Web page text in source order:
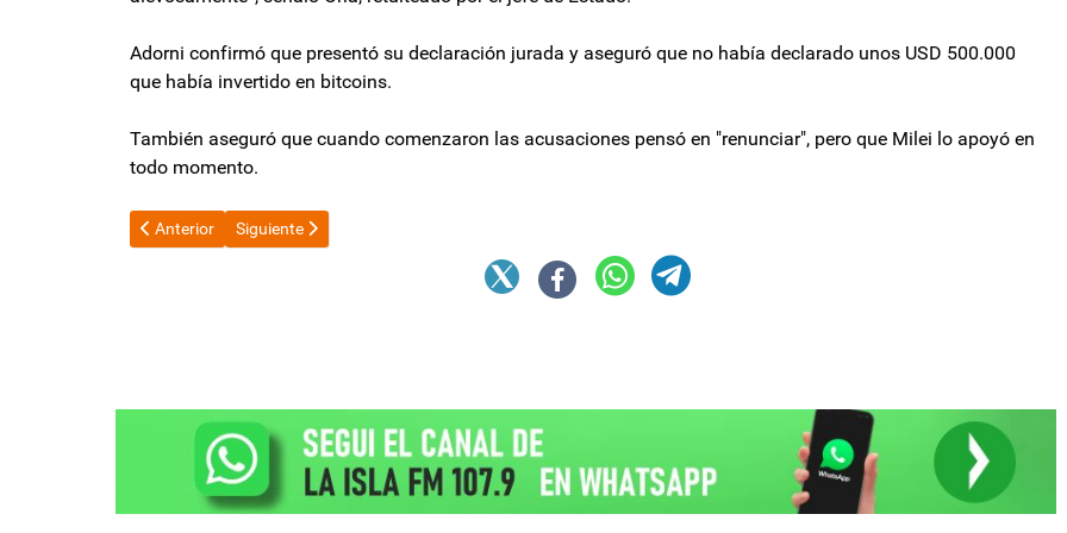
Adorni confirmó que presentó su declaración jurada y aseguró que no había declarado unos USD 500.000
que había invertido en bitcoins.
También aseguró que cuando comenzaron las acusaciones pensó en "renunciar", pero que Milei lo apoyó en
todo momento.
Artículo anterior: ATE se pronunció a favor de eliminar plus médico y coseguros en OSEP
Anterior Artículo siguiente: Consejeros de la Magistratura K presentaron un informe sobre las condiciones de detención
Siguiente